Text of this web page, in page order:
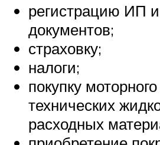
регистрацию ИП
документов;
страховку;
налоги;
покупку
технических
расходных